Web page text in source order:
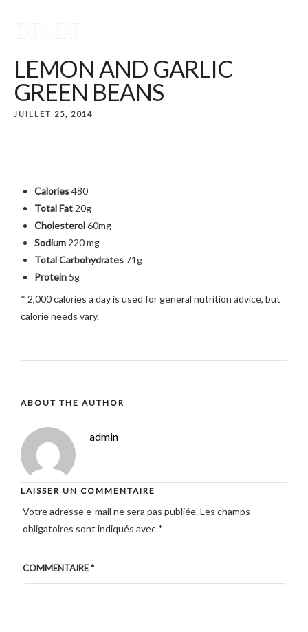
LEMON AND GARLIC
GREEN BEANS
JUILLET 25, 2014
Calories480
Total Fat 20g
Cholesterol60mg
Sodium 220 mg
Total Carbohydrates 71g
Protein 5g
* 2,000 calories a day is used for general nutrition advice, but
calorie needs vary.
ABOUT THE AUTHOR
admin
LAISSER UN COMMENTAIRE
Votre adresse e-mail ne sera pas publiée.Les champs
obligatoires sont indiqués avec *
COMMENTAIRE*